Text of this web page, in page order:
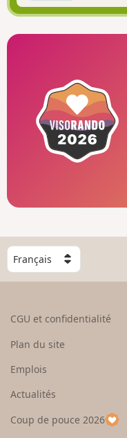
C
h
o
e
u
p
CGU et confidentialité
Plan du site
Emplois
Actualités
Coup de pouce 2026